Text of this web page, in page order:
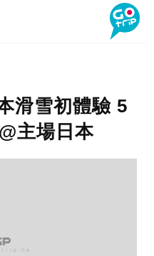
滑雪初體驗 5
主場日本